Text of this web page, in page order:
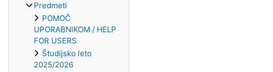
Predmeti
POMOČ
UPORABNIKOM / HELP
FOR USERS
Študijsko leto
2025/2026